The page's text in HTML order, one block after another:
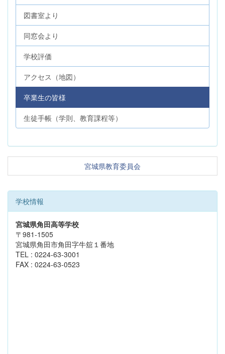
図書室より
同窓会より
学校評価
アクセス（地図）
卒業生の皆様
生徒手帳（学則、教育課程等）
宮城県教育委員会
学校情報
宮城県角田高等学校
〒981-1505
宮城県角田市角田字牛舘１番地
TEL : 0224-63-3001
FAX : 0224-63-0523